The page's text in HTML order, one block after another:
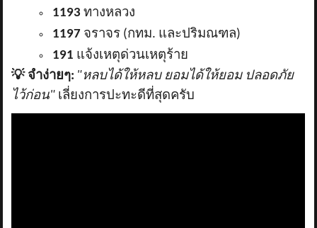
1193 ทางหลวง
1197 จราจร (กทม. และปริมณฑล)
191 แจ้งเหตุด่วนเหตุร้าย
💡จำง่ายๆ: "หลบได้ให้หลบ ยอมได้ให้ยอม ปลอดภัย
ไว้ก่อน" เลี่ยงการปะทะดีที่สุดครับ